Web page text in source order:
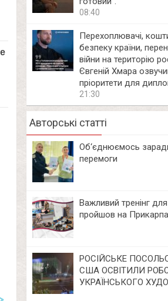
08:40
Перехоплювачі,
безпеку країни,
війни на територію
Євгеній Хмара
пріоритети для
21:30
Авторські статті
Об‘єднюємось
перемоги
Важливий тренінг
пройшов на
РОСІЙСЬКЕ
США ОСВІТИЛИ
УКРАЇНСЬКОГО